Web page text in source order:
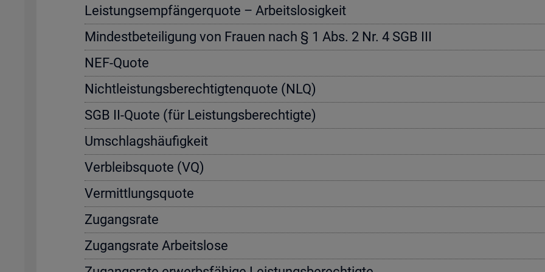
Leis­tungs­emp­fän­ger­quo­te – Ar­beits­lo­sig­keit
Min­dest­be­tei­li­gung von Frau­en nach § 1 Abs. 2 Nr. 4 SGB III
NEF-Quote
Nicht­leis­tungs­be­rech­tig­ten­quo­te (NLQ)
SGB II-Quote (für Leis­tungs­be­rech­tig­te)
Um­schlags­häu­fig­keit
Ver­bleibs­quo­te (VQ)
Ver­mitt­lungs­quo­te
Zu­gangs­ra­te
Zu­gangs­ra­te Ar­beits­lo­se